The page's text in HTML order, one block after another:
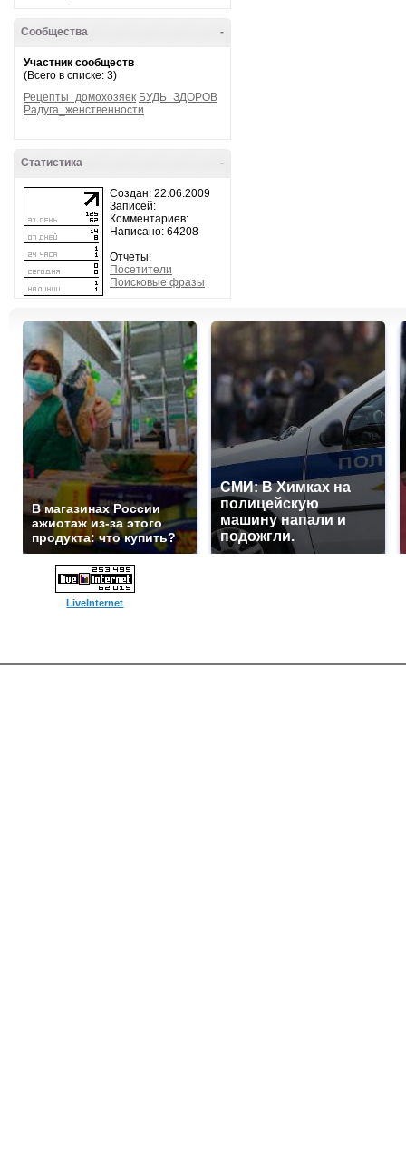
-
Сообщества
Участник сообществ
(Всего в списке: 3)
Рецепты_домохозяек БУДЬ_ЗДОРОВ
Радуга_женственности
-
Статистика
Создан: 22.06.2009
Записей:
Комментариев:
Написано: 64208
Отчеты:
Посетители
Поисковые фразы
В магазинах России
ажиотаж из-за этого
продукта: что купить?
СМИ: В Химках на
полицейскую
машину напали и
подожгли.
LiveInternet